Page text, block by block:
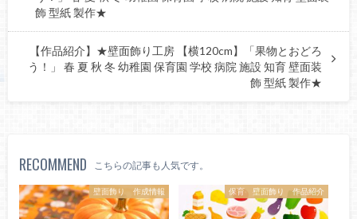
飾 型紙 製作★
【作品紹介】★壁面飾り工房 【横120cm】「果物とおどろ
う！」 春 夏 秋 冬 幼稚園 保育園 学校 病院 施設 知育 壁面装
飾 型紙 製作★
RECOMMEND こちらの記事も人気です。
壁面飾り 作成情報 保育 壁面飾り 作品紹介